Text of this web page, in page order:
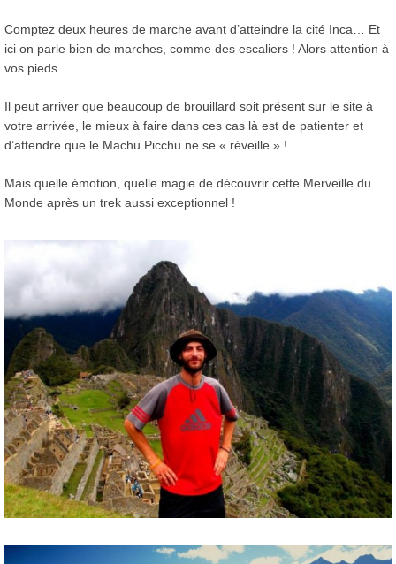
Comptez deux heures de marche avant d’atteindre la cité Inca… Et
ici on parle bien de marches, comme des escaliers ! Alors attention à
vos pieds…
Il peut arriver que beaucoup de brouillard soit présent sur le site à
votre arrivée, le mieux à faire dans ces cas là est de patienter et
d’attendre que le Machu Picchu ne se « réveille » !
Mais quelle émotion, quelle magie de découvrir cette Merveille du
Monde après un trek aussi exceptionnel !